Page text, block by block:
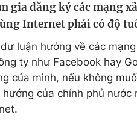
đẹp
gia đăng ký các mạng
Internet phải có độ
luận hướng về các
ty như Facebook hay
của mình, nếu không
của chính phủ